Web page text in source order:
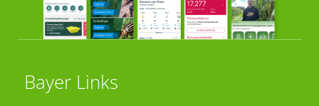
Bayer Links